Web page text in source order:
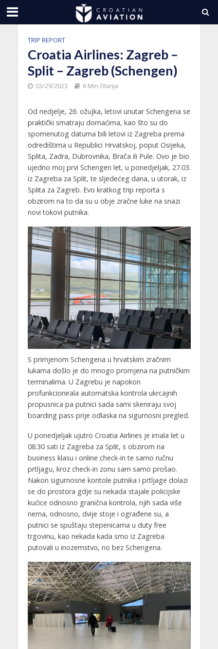
TRIP REPORT
Croatia Airlines: Zagreb –
Split – Zagreb (Schengen)
03/29/2023 6 Min čitanja
Od nedjelje, 26. ožujka, letovi unutar Schengena se
praktički smatraju domaćima, kao što su do
spomenutog datuma bili letovi iz Zagreba prema
odredištima u Republici Hrvatskoj, poput Osijeka,
Splita, Zadra, Dubrovnika, Brača ili Pule. Ovo je bio
ujedno moj prvi Schengen let, u ponedjeljak, 27.03.
iz Zagreba za Split, te sljedećeg dana, u utorak, iz
Splita za Zagreb. Evo kratkog trip reporta s
obzirom na to da su u obje zračne luke na snazi
novi tokovi putnika.
S primjenom Schengena u hrvatskim zračnim
lukama došlo je do mnogo promjena na putničkim
terminalima. U Zagrebu je napokon
profunkcionirala automatska kontrola ukrcajnih
propusnica pa putnici sada sami skeniraju svoj
boarding pass prije odlaska na sigurnosni pregled.
U ponedjeljak ujutro Croatia Airlines je imala let u
08:30 sati iz Zagreba za Split, s obzirom na
business klasu i online check-in te samo ručnu
prtljagu, kroz check-in zonu sam samo prošao.
Nakon sigurnosne kontole putnika i prtljage dolazi
se do prostora gdje su nekada stajale policijske
kućice odnosno granična kontrola, njih sada više
nema, odnosno, dvije stoje i ograđene su, a
putnici se spuštaju stepenicama u duty free
trgovinu, kao nekada kada smo iz Zagreba
putovali u inozemstvo, no bez Schengena.